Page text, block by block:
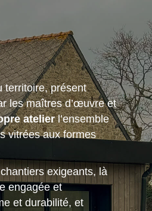
territoire, présent
les maîtres d’œuvre et
atelierl’ensemble
vitrées aux formes
exigeants, là
engagée et
et durabilité, et